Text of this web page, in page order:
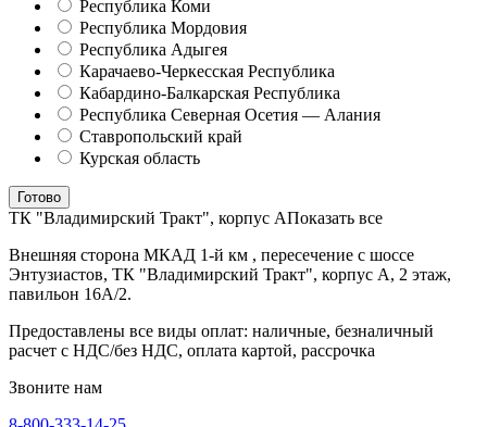
Республика Коми
Республика Мордовия
Республика Адыгея
Карачаево-Черкесская Республика
Кабардино-Балкарская Республика
Республика Северная Осетия — Алания
Ставропольский край
Курская область
Готово
ТК "Владимирский Тракт", корпус АПоказать все
Внешняя сторона МКАД 1-й км , пересечение с шоссе
Энтузиастов, ТК "Владимирский Тракт", корпус А, 2 этаж,
павильон 16А/2.
Предоставлены все виды оплат: наличные, безналичный
расчет с НДС/без НДС, оплата картой, рассрочка
Звоните нам